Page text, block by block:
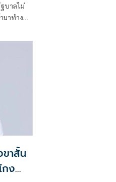
บาลไม่
าทำงาน
าสั้น
ง